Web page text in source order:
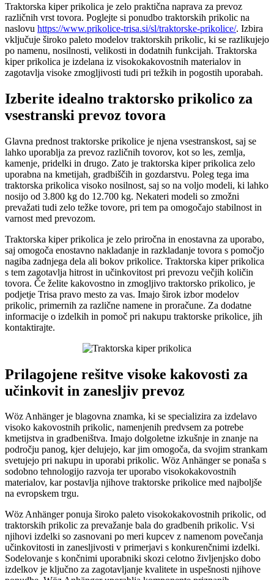
Traktorska kiper prikolica je zelo praktična naprava za prevoz
različnih vrst tovora. Poglejte si ponudbo traktorskih prikolic na
naslovu https://www.prikolice-trisa.si/sl/traktorske-prikolice/. Izbira
vključuje široko paleto modelov traktorskih prikolic, ki se razlikujejo
po namenu, nosilnosti, velikosti in dodatnih funkcijah. Traktorska
kiper prikolica je izdelana iz visokokakovostnih materialov in
zagotavlja visoke zmogljivosti tudi pri težkih in pogostih uporabah.
Izberite idealno traktorsko prikolico za
vsestranski prevoz tovora
Glavna prednost traktorske prikolice je njena vsestranskost, saj se
lahko uporablja za prevoz različnih tovorov, kot so les, zemlja,
kamenje, pridelki in drugo. Zato je traktorska kiper prikolica zelo
uporabna na kmetijah, gradbiščih in gozdarstvu. Poleg tega ima
traktorska prikolica visoko nosilnost, saj so na voljo modeli, ki lahko
nosijo od 3.800 kg do 12.700 kg. Nekateri modeli so zmožni
prevažati tudi zelo težke tovore, pri tem pa omogočajo stabilnost in
varnost med prevozom.
Traktorska kiper prikolica je zelo priročna in enostavna za uporabo,
saj omogoča enostavno nakladanje in razkladanje tovora s pomočjo
nagiba zadnjega dela ali bokov prikolice. Traktorska kiper prikolica
s tem zagotavlja hitrost in učinkovitost pri prevozu večjih količin
tovora. Če želite kakovostno in zmogljivo traktorsko prikolico, je
podjetje Trisa pravo mesto za vas. Imajo širok izbor modelov
prikolic, primernih za različne namene in proračune. Za dodatne
informacije o izdelkih in pomoč pri nakupu traktorske prikolice, jih
kontaktirajte.
Prilagojene rešitve visoke kakovosti za
učinkovit in zanesljiv prevoz
Wöz Anhänger je blagovna znamka, ki se specializira za izdelavo
visoko kakovostnih prikolic, namenjenih predvsem za potrebe
kmetijstva in gradbeništva. Imajo dolgoletne izkušnje in znanje na
področju panog, kjer delujejo, kar jim omogoča, da svojim strankam
svetujejo pri nakupu in uporabi prikolic. Wöz Anhänger se ponaša s
sodobno tehnologijo razvoja ter uporabo visokokakovostnih
materialov, kar postavlja njihove traktorske prikolice med najboljše
na evropskem trgu.
Wöz Anhänger ponuja široko paleto visokokakovostnih prikolic, od
traktorskih prikolic za prevažanje bala do gradbenih prikolic. Vsi
njihovi izdelki so zasnovani po meri kupcev z namenom povečanja
učinkovitosti in zanesljivosti v primerjavi s konkurenčnimi izdelki.
Sodelovanje s končnimi uporabniki skozi celotno življenjsko dobo
izdelkov je ključno za zagotavljanje kvalitete in uspešnosti njihove